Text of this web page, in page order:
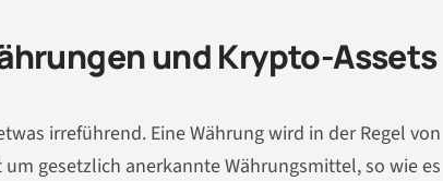
und Krypto-Assets
irreführend. Eine Währung wird in der Regel von
gesetzlich anerkannte Währungsmittel, so wie es